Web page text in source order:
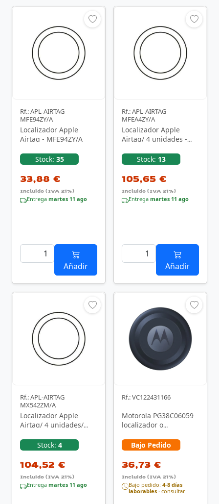
Rf.: APL-AIRTAG
MFE94ZY/A
Localizador Apple
Airtag - MFE94ZY/A
Stock: 35
33,88 €
Incluido (IVA 21%)
Entrega martes 11 ago
Añadir
Rf.: APL-AIRTAG
MFEA4ZY/A
Localizador Apple
Airtag/ 4 unidades -
Stock: 13
105,65 €
Incluido (IVA 21%)
Entrega martes 11 ago
Añadir
Rf.: APL-AIRTAG
MX542ZM/A
Localizador Apple
Airtag/ 4 unidades/
Stock: 4
104,52 €
Incluido (IVA 21%)
Entrega martes 11 ago
Rf.: VC122431166
Motorola PG38C06059
localizador o
Universal Buscador
Azul
Bajo Pedido
36,73 €
Incluido (IVA 21%)
Bajo pedido: 4-8 días
laborables · consultar